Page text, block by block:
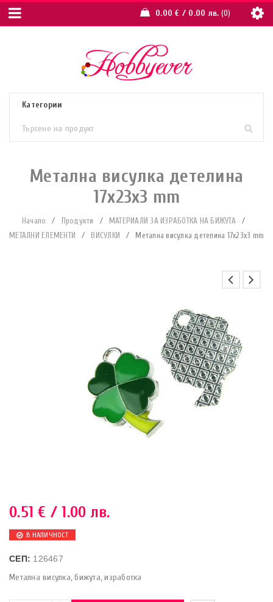
0.00€ / 0.00 лв. 0
Метална висулка детелина
17x23x3 mm
Начало / Продукти / МАТЕРИАЛИ ЗА ИЗРАБОТКА НА БИЖУТА
/
МЕТАЛНИ ЕЛЕМЕНТИ
/ ВИСУЛКИ / Метална висулка детелина 17x23x3 mm
0.51€ / 1.00 лв.
В НАЛИЧНОСТ
СЕП: 126467
Метална висулка, бижута, изработка